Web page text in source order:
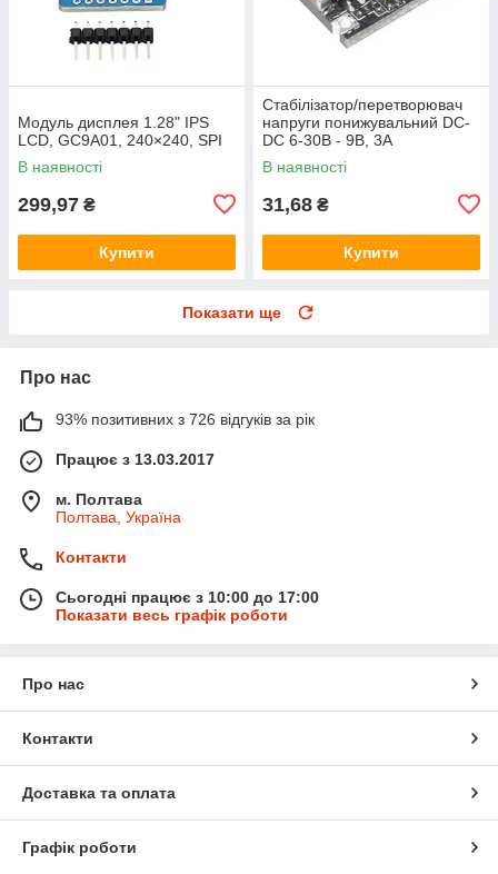
Модуль дисплея 1.28" IPS
LCD, GC9A01, 240×240, SPI
В наявності
299,97 ₴
Купити
Стабілізатор/перетворювач
напруги понижувальний DC-
DC 6-30В - 9В, 3А
В наявності
31,68 ₴
Купити
Показати ще
Про нас
93% позитивних з 726 відгуків за рік
Працює з 13.03.2017
м. Полтава
Полтава, Україна
Контакти
Сьогодні працює з 10:00 до 17:00
Показати весь графік роботи
Про нас
Контакти
Доставка та оплата
Графік роботи